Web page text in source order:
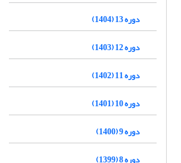
دوره 13 (1404)
دوره 12 (1403)
دوره 11 (1402)
دوره 10 (1401)
دوره 9 (1400)
دوره 8 (1399)